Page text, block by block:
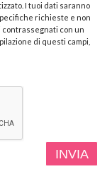
I tuoi dati saranno
richieste e non
contrassegnati con un
di questi campi,